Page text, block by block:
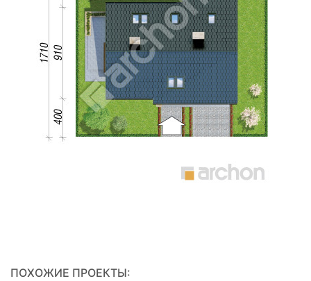
ПОХОЖИЕ ПРОЕКТЫ: